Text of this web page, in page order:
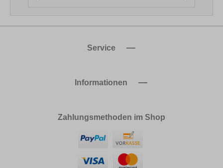
Service
Informationen
Zahlungsmethoden im Shop